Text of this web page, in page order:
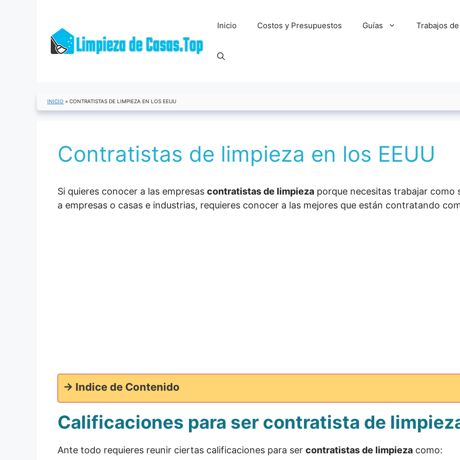
Inicio Costos y Presupuestos Guías Trabajos
INICIO » CONTRATISTAS DE LIMPIEZA EN LOS EEUU
Contratistas de limpieza en los EEUU
Si quieres conocer a las empresas contratistas de limpieza porque necesitas trabajar
a empresas o casas e industrias, requieres conocer a las mejores que están contratando
-> Indice de Contenido
Calificaciones para ser contratista de
Ante todo requieres reunir ciertas calificaciones para ser contratistas de limpieza como: